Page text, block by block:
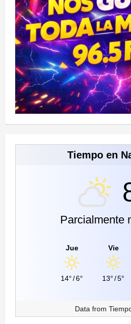
Tiempo en
Parcialmente
Jue
14°/6°
Vie
13°/5°
Data from